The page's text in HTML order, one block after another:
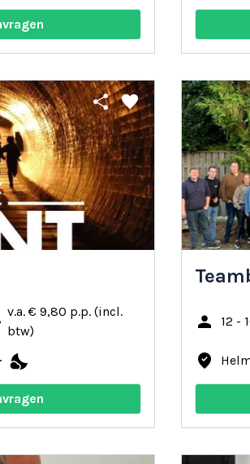
share favorite
v.a. € 9,80 p.p. (incl.
btw)
nights_stay
person
12 -
where_to_vote